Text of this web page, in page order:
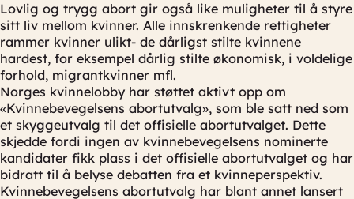
Lovlig og trygg abort gir også like muligheter til å styre
sitt liv mellom kvinner. Alle innskrenkende rettigheter
rammer kvinner ulikt- de dårligst stilte kvinnene
hardest, for eksempel dårlig stilte økonomisk, i voldelige
forhold, migrantkvinner mfl.
Norges kvinnelobby har støttet aktivt opp om
«Kvinnebevegelsens abortutvalg», som ble satt ned som
et skyggeutvalg til det offisielle abortutvalget. Dette
skjedde fordi ingen av kvinnebevegelsens nominerte
kandidater fikk plass i det offisielle abortutvalget og har
bidratt til å belyse debatten fra et kvinneperspektiv.
Kvinnebevegelsens abortutvalg har blant annet lansert